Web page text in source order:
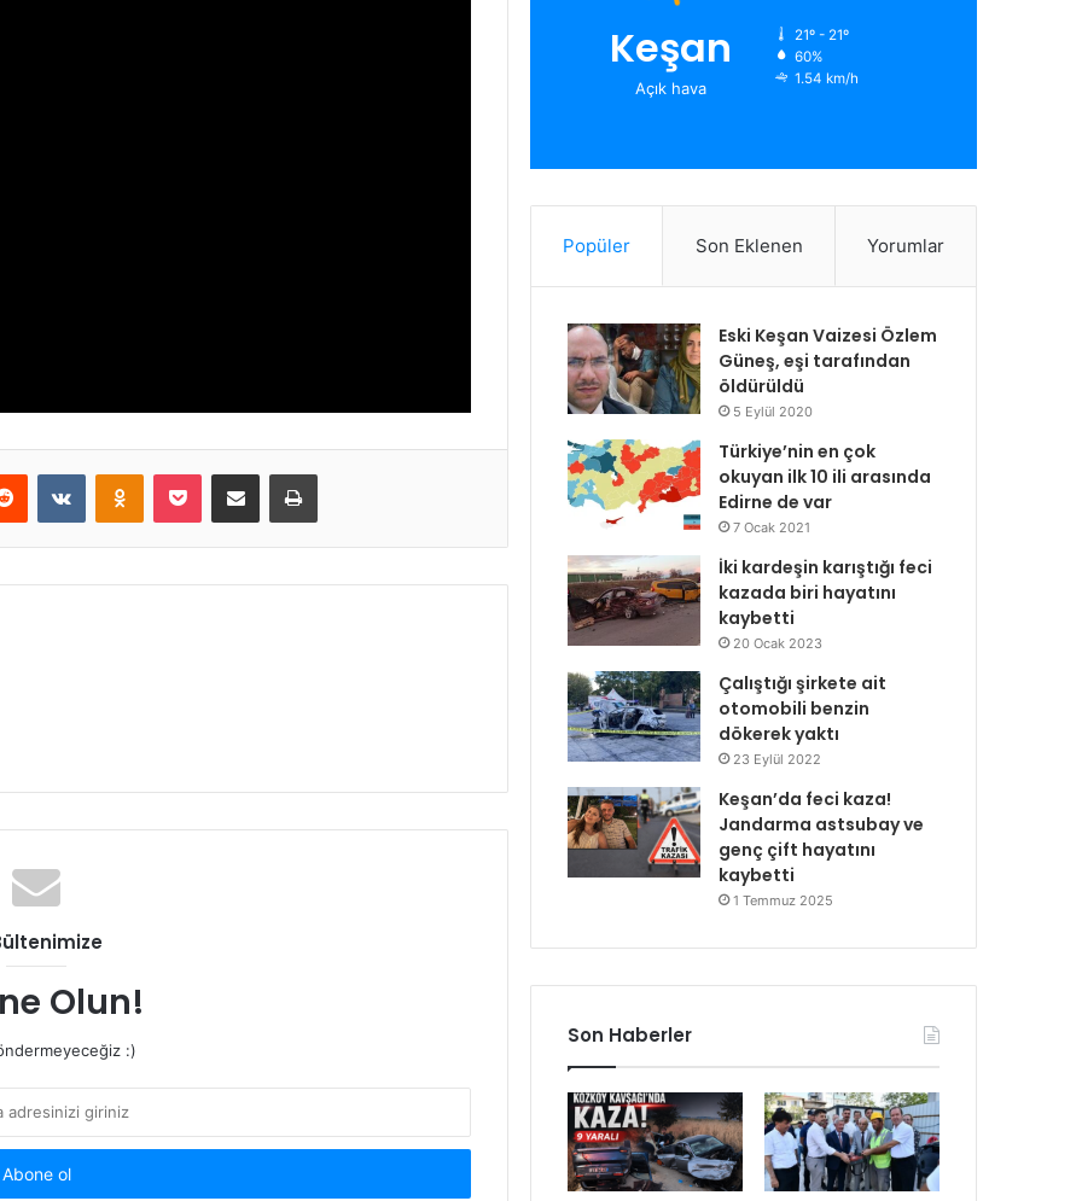
Olun!
:)
Keşan
Açık hava
21º - 21º
60%
1.54 km/h
Popüler Son Eklenen Yorumlar
Eski Keşan Vaizesi Özlem
Güneş, eşi tarafından
öldürüldü
5 Eylül 2020
Türkiye’nin en çok
okuyan ilk 10 ili arasında
Edirne de var
7 Ocak 2021
İki kardeşin karıştığı feci
kazada biri hayatını
kaybetti
20 Ocak 2023
Çalıştığı şirkete ait
otomobili benzin
dökerek yaktı
23 Eylül 2022
Keşan’da feci kaza!
Jandarma astsubay ve
genç çift hayatını
kaybetti
1 Temmuz 2025
Son Haberler